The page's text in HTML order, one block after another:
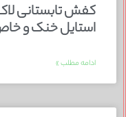
استایل خنک و
ادامه مطلب »